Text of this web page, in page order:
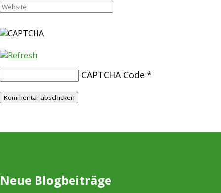
CAPTCHA Code *
Neue Blogbeiträge